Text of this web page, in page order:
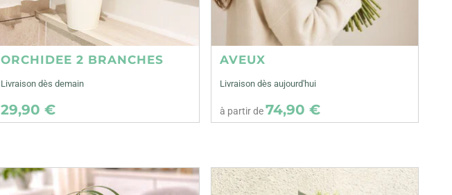
ORCHIDEE 2 BRANCHES
Livraison dès demain
29,90 €
AVEUX
Livraison dès aujourd'hui
à partir de74,90 €